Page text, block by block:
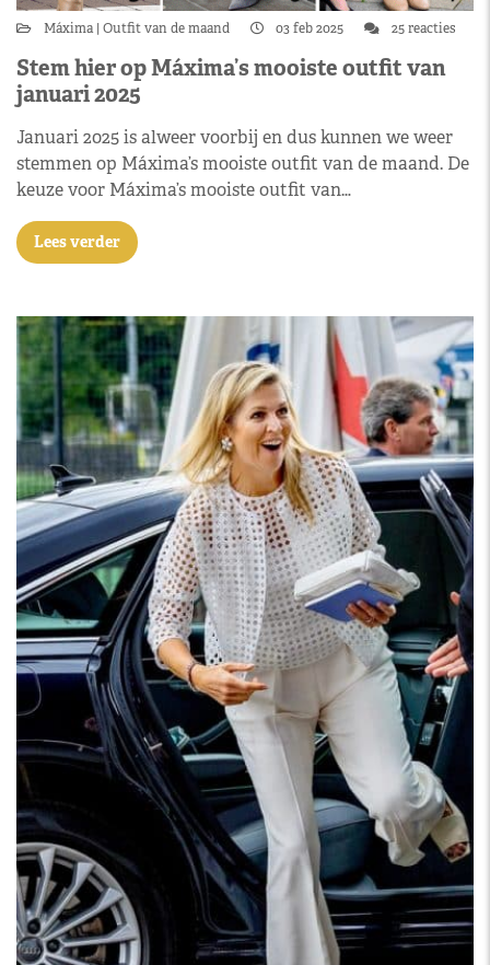
Máxima Outfit van de maand 03 feb 2025 25 reacties
Stem hier op Máxima’s mooiste outfit van
januari 2025
Januari 2025 is alweer voorbij en dus kunnen we weer
stemmen op Máxima’s mooiste outfit van de maand. De
keuze voor Máxima’s mooiste outfit van…
Lees verder